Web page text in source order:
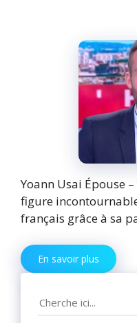
Yoann Usai Épouse
figure
français grâce à sa
En savoir plus
Search